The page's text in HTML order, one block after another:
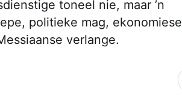
toneel nie, maar ’n
politieke mag, ekonomiese
verlange.